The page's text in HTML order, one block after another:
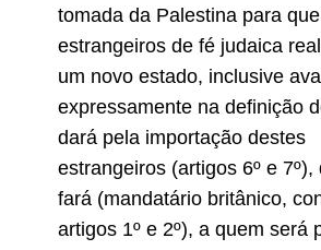
tomada da Palestina para que
estrangeiros de fé judaica
um novo estado, inclusive
expressamente na definição
dará pela importação destes
estrangeiros (artigos 6º e 7º),
fará (mandatário britânico,
artigos 1º e 2º), a quem será